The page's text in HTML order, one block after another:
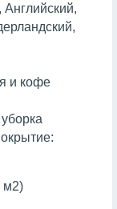
Английский,
и кофе
м2)